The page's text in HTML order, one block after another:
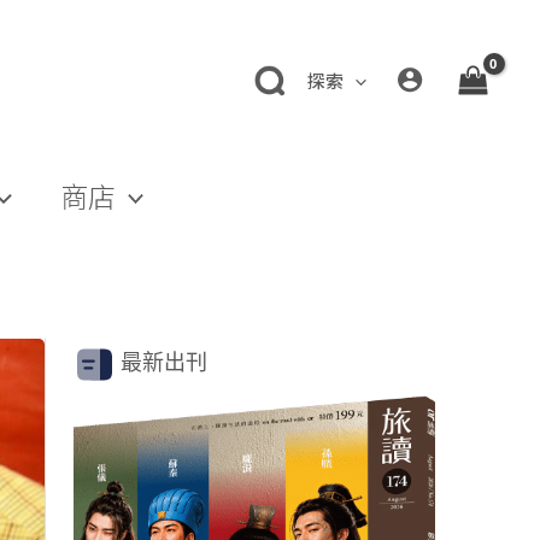
探索
商店
最新出刊